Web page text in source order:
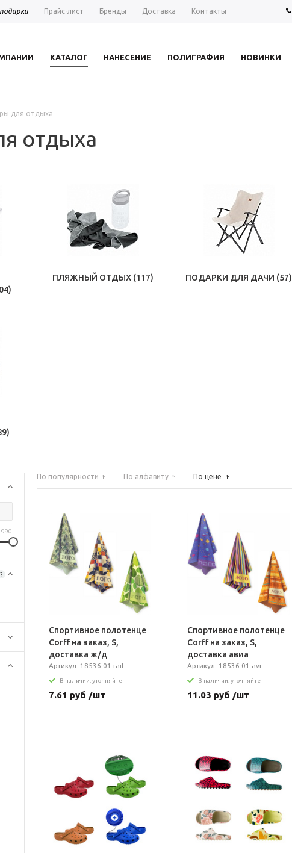
Прайс-лист Бренды Доставка Контакты
КАТАЛОГ НАНЕСЕНИЕ ПОЛИГРАФИЯ НОВИНКИ
для отдыха
отдыха
ПЛЯЖНЫЙ ОТДЫХ (117) ПОДАРКИ ДЛЯ ДАЧИ (57)
990
?
По популярности По алфавиту По цене
Спортивное полотенце
Сorff на заказ, S,
доставка ж/д
Артикул: 18536.01.rail
В наличии: уточняйте
7.61 руб /шт
Спортивное полотенце
Сorff на заказ, S,
доставка авиа
Артикул: 18536.01.avi
В наличии: уточняйте
11.03 руб /шт